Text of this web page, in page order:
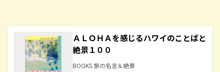
ＡＬＯＨＡを感じるハワイのことばと
絶景１００
BOOKS 旅の名言＆絶景